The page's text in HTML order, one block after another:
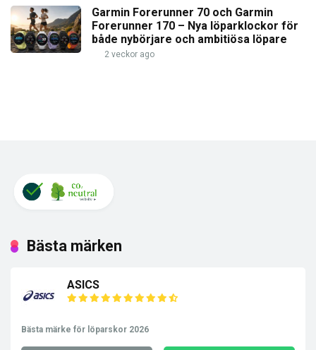
Garmin Forerunner 70 och Garmin
Forerunner 170 – Nya löparklockor för
både nybörjare och ambitiösa löpare
2 veckor ago
Bästa märken
ASICS
Bästa märke för löparskor 2026